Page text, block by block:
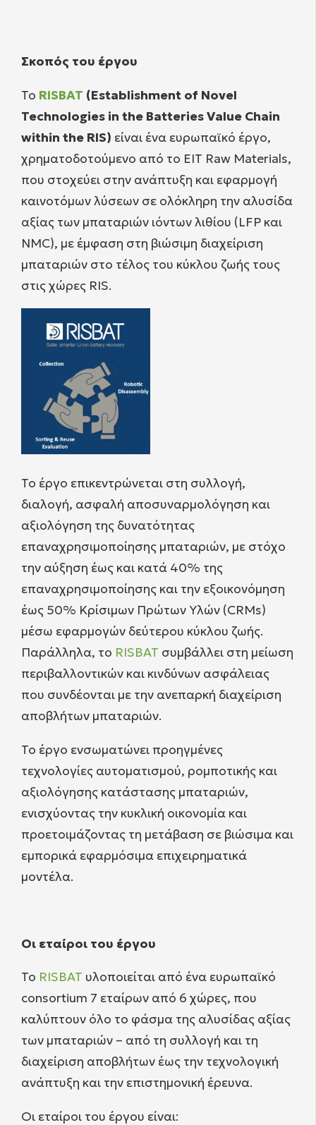
Σκοπός του έργου
Το RISBAT (Establishment of Novel
Technologies in the Batteries Value Chain
within the RIS) είναι ένα ευρωπαϊκό έργο,
χρηματοδοτούμενο από το EIT Raw Materials,
που στοχεύει στην ανάπτυξη και εφαρμογή
καινοτόμων λύσεων σε ολόκληρη την αλυσίδα
αξίας των μπαταριών ιόντων λιθίου (LFP και
NMC), με έμφαση στη βιώσιμη διαχείριση
μπαταριών στο τέλος του κύκλου ζωής τους
στις χώρες RIS.
Το έργο επικεντρώνεται στη συλλογή,
διαλογή, ασφαλή αποσυναρμολόγηση και
αξιολόγηση της δυνατότητας
επαναχρησιμοποίησης μπαταριών, με στόχο
την αύξηση έως και κατά 40% της
επαναχρησιμοποίησης και την εξοικονόμηση
έως 50% Κρίσιμων Πρώτων Υλών (CRMs)
μέσω εφαρμογών δεύτερου κύκλου ζωής.
Παράλληλα, το RISBAT συμβάλλει στη μείωση
περιβαλλοντικών και κινδύνων ασφάλειας
που συνδέονται με την ανεπαρκή διαχείριση
αποβλήτων μπαταριών.
Το έργο ενσωματώνει προηγμένες
τεχνολογίες αυτοματισμού, ρομποτικής και
αξιολόγησης κατάστασης μπαταριών,
ενισχύοντας την κυκλική οικονομία και
προετοιμάζοντας τη μετάβαση σε βιώσιμα και
εμπορικά εφαρμόσιμα επιχειρηματικά
μοντέλα.
Οι εταίροι του έργου
Το RISBAT υλοποιείται από ένα ευρωπαϊκό
consortium 7 εταίρων από 6 χώρες, που
καλύπτουν όλο το φάσμα της αλυσίδας αξίας
των μπαταριών – από τη συλλογή και τη
διαχείριση αποβλήτων έως την τεχνολογική
ανάπτυξη και την επιστημονική έρευνα.
Οι εταίροι του έργου είναι: